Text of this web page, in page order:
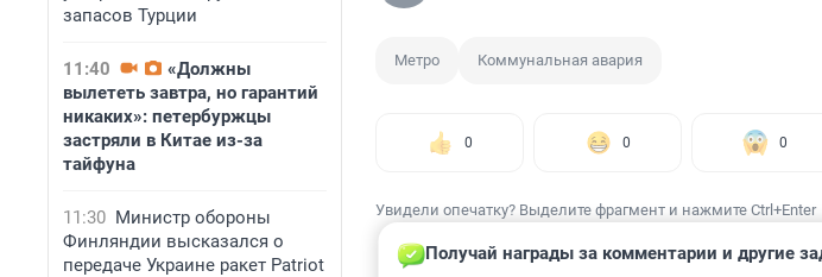
запасов Турции
11:40
«Должны
вылететь завтра, но гарантий
никаких»: петербуржцы
застряли в Китае из-за
тайфуна
11:30 Министр обороны
Финляндии высказался о
передаче Украине ракет Patriot
Метро Коммунальная авария
0 0 0
Увидели опечатку? Выделите фрагмент и нажмите Ctrl+Enter
Получай награды за комментарии и другие